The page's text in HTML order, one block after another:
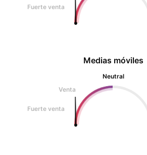
Fuerte venta
Medias móviles
Neutral
Venta
Fuerte venta